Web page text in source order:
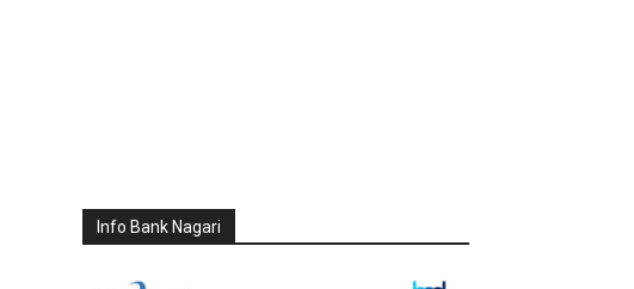
Info Bank Nagari